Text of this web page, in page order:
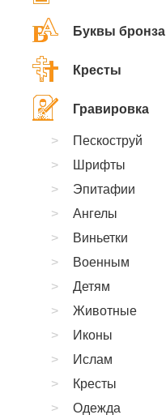
Буквы бронза
Кресты
Гравировка
Пескоструй
Шрифты
Эпитафии
Ангелы
Виньетки
Военным
Детям
Животные
Иконы
Ислам
Кресты
Одежда